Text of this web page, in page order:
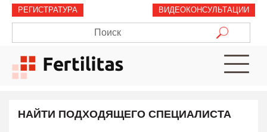
Врачи
для
РЕГИСТРАТУРА ВИДЕОКОНСУЛЬТАЦИИ
НАЙТИ ПОДХОДЯЩЕГО СПЕЦИАЛИСТА